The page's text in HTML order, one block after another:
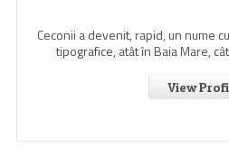
Ceconii a devenit, rapid, un nume
tipografice, atât în Baia Mare,
View